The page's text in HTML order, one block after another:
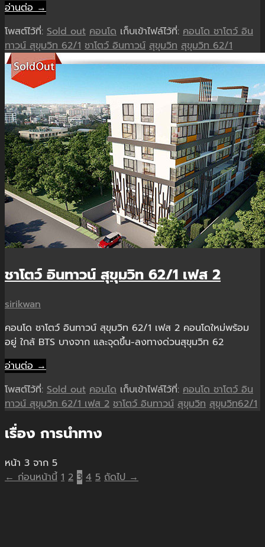
อ่านต่อ →
โพสต์ไว้ที่: Sold out คอนโด เก็บเข้าไฟล์ไว้ที่: คอนโด ชาโตว์ อิน
ทาวน์ สุขุมวิท 62/1 ชาโตว์ อินทาวน์ สุขุมวิท สุขุมวิท 62/1
ชาโตว์ อินทาวน์ สุขุมวิท 62/1 เฟส 2
sirikwan
คอนโด ชาโตว์ อินทาวน์ สุขุมวิท 62/1 เฟส 2 คอนโดใหม่พร้อม
อยู่ ใกล้ BTS บางจาก และจุดขึ้น-ลงทางด่วนสุขุมวิท 62
อ่านต่อ →
โพสต์ไว้ที่: Sold out คอนโด เก็บเข้าไฟล์ไว้ที่: คอนโด ชาโตว์ อิน
ทาวน์ สุขุมวิท 62/1 เฟส 2 ชาโตว์ อินทาวน์ สุขุมวิท สุขุมวิท62/1
เรื่อง การนำทาง
หน้า 3 จาก 5
← ก่อนหน้านี้ 1 2 3 4 5 ถัดไป →